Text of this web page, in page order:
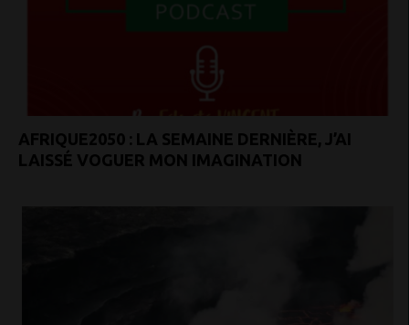
AFRIQUE2050 : LA SEMAINE DERNIÈRE, J’AI
LAISSÉ VOGUER MON IMAGINATION